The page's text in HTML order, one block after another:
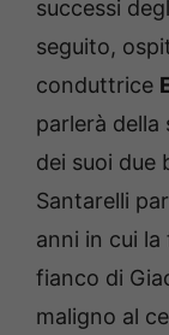
successi
seguito,
conduttrice
parlerà
dei suoi due
Santarelli
anni in cui
fianco di
maligno al